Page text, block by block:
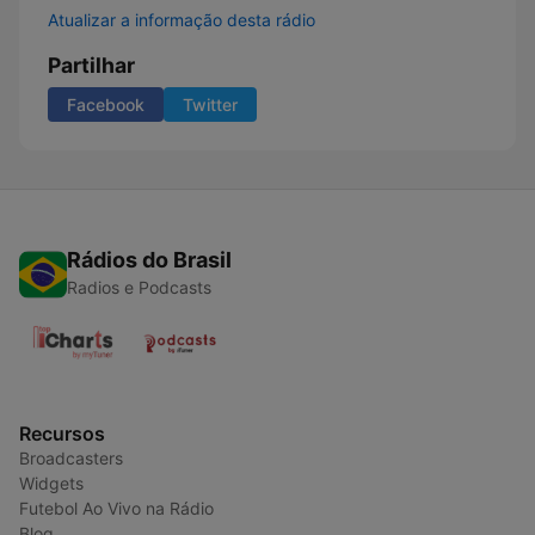
Atualizar a informação desta rádio
Partilhar
Facebook Twitter
Rádios do Brasil
Radios e Podcasts
Recursos
Broadcasters
Widgets
Futebol Ao Vivo na Rádio